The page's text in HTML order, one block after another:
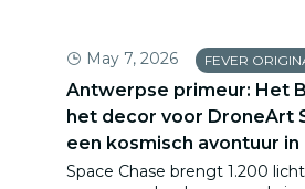
May 7, 2026 FEVER
Antwerpse primeur: Het
het decor voor DroneArt
een kosmisch avontuur in
Space Chase brengt 1.200